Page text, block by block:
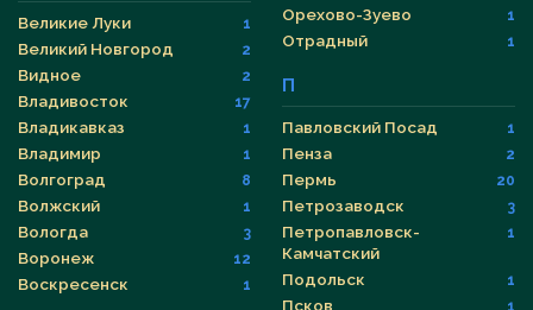
Великие Луки 1
Великий Новгород 2
Видное 2
Владивосток 17
Владикавказ 1
Владимир 1
Волгоград 8
Волжский 1
Вологда 3
Воронеж 12
Воскресенск 1
Орехово-Зуево 1
Отрадный 1
П
Павловский Посад 1
Пенза 2
Пермь 20
Петрозаводск 3
Петропавловск-
Камчатский
1
Подольск 1
Псков